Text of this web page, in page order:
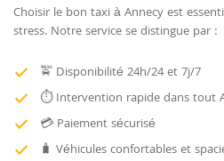
Choisir le bon taxi à Annecy est
stress. Notre service se distingue par :
🚖 Disponibilité 24h/24 et 7j/7
⏱ Intervention rapide dans tout
💳 Paiement sécurisé
🧳 Véhicules confortables et